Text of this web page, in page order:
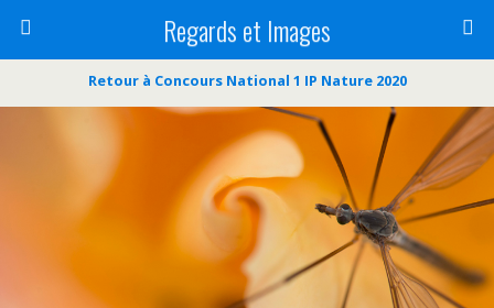
Regards et Images
Retour à Concours National 1 IP Nature 2020